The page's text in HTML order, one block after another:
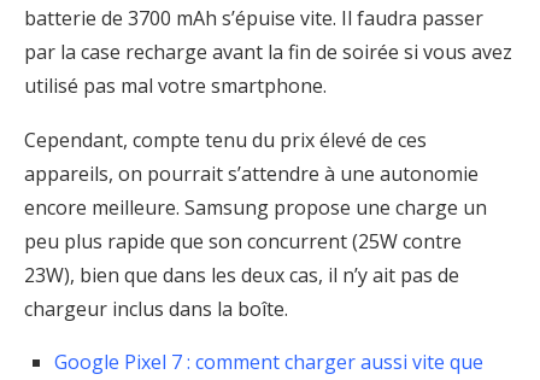
batterie de 3700 mAh s’épuise vite. Il faudra passer
par la case recharge avant la fin de soirée si vous avez
utilisé pas mal votre smartphone.
Cependant, compte tenu du prix élevé de ces
appareils, on pourrait s’attendre à une autonomie
encore meilleure. Samsung propose une charge un
peu plus rapide que son concurrent (25W contre
23W), bien que dans les deux cas, il n’y ait pas de
chargeur inclus dans la boîte.
Google Pixel 7 : comment charger aussi vite que